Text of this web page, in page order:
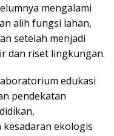
mengalami
alih fungsi lahan,
setelah menjadi
dan riset lingkungan.
edukasi
pendekatan
ekologis